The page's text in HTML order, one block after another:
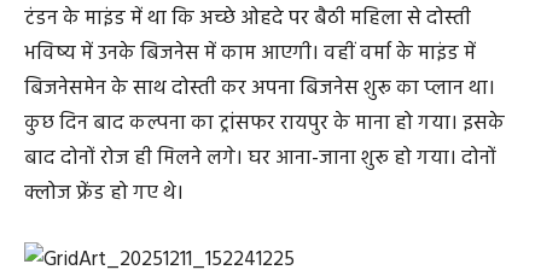
टंडन के माइंड में था कि अच्छे ओहदे पर बैठी महिला से दोस्ती
भविष्य में उनके बिजनेस में काम आएगी। वहीं वर्मा के माइंड में
बिजनेसमेन के साथ दोस्ती कर अपना बिजनेस शुरू का प्लान था।
कुछ दिन बाद कल्पना का ट्रांसफर रायपुर के माना हो गया। इसके
बाद दोनों रोज ही मिलने लगे। घर आना-जाना शुरू हो गया। दोनों
क्लोज फ्रेंड हो गए थे।